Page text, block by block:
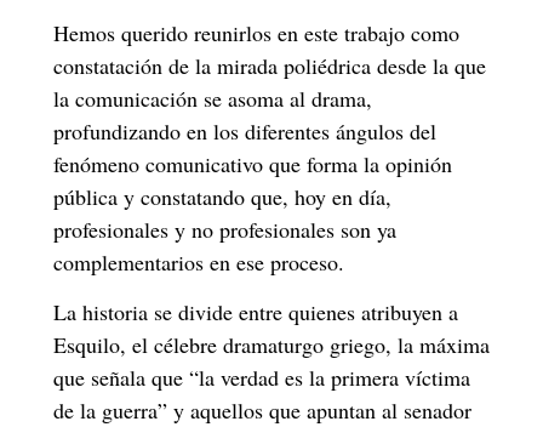
Hemos querido reunirlos en este trabajo como
constatación de la mirada poliédrica desde la que
la comunicación se asoma al drama,
profundizando en los diferentes ángulos del
fenómeno comunicativo que forma la opinión
pública y constatando que, hoy en día,
profesionales y no profesionales son ya
complementarios en ese proceso.
La historia se divide entre quienes atribuyen a
Esquilo, el célebre dramaturgo griego, la máxima
que señala que “la verdad es la primera víctima
de la guerra” y aquellos que apuntan al senador